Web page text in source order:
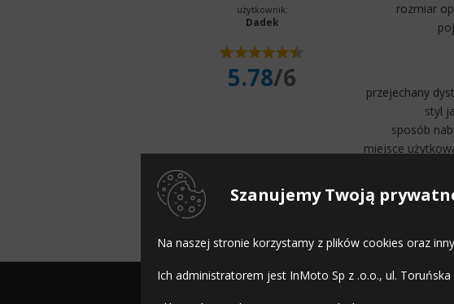
Szanujemy Twoją
Na naszej stronie korzystamy z plików cookies oraz
Ich administratorem jest InMoto Sp z .o.o., ul. Toruńska
użytkownik:
Dadek
5.78/6
rozmiar
przejechany
styl
sposób
miejsce
Komentarz: Rewelacyjne!